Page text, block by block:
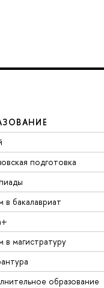
подготовка
в бакалавриат
в магистратуру
образование